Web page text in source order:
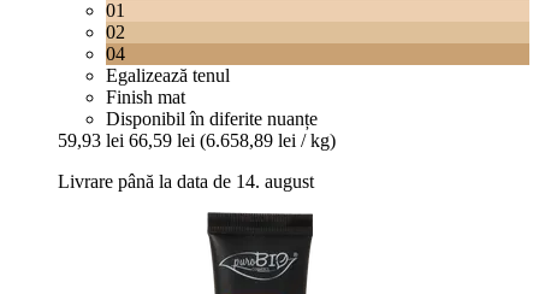
01
02
04
Egalizează tenul
Finish mat
Disponibil în diferite nuanțe
59,93 lei 66,59 lei (6.658,89 lei / kg)
Livrare până la data de 14. august